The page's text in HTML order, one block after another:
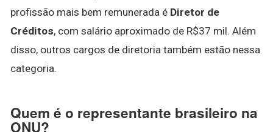
profissão mais bem remunerada é Diretor de
Créditos, com salário aproximado de R$37 mil. Além
disso, outros cargos de diretoria também estão nessa
categoria.
Quem é o representante brasileiro na
ONU?